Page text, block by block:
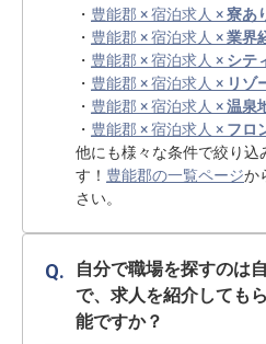
・ 豊能郡 × 宿泊求人 ×寮あ
・ 豊能郡 × 宿泊求人 ×業界
・ 豊能郡 × 宿泊求人 × シテ
・ 豊能郡 × 宿泊求人 × リゾ
・ 豊能郡 × 宿泊求人 ×温泉
・ 豊能郡 × 宿泊求人 × フロ
他にも様々な条件で絞り込
す！ 豊能郡の一覧ページか
さい。
自分で職場を探すのは
で、求人を紹介しても
能ですか？